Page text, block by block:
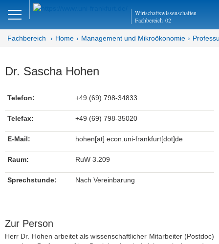
Wirtschaftswissenschaften
Fachbereich 02
DE Close
Management und
Abteilung MM
Professur für BWL insbes.
Strategisches Management
Aktuelles
Team
Verwaltung)
Fachbereich Home Management und Mikroökonomie
Dr. Sascha Hohen
Telefon: +49 (69) 798-34833
Telefax: +49 (69) 798-35020
E-Mail: hohen[at] econ.uni-frankfurt[dot]de
Raum: RuW 3.209
Sprechstunde: Nach Vereinbarung
Zur Person
Herr Dr. Hohen arbeitet als wissenschaftlicher Mitarbeiter (Postdoc)